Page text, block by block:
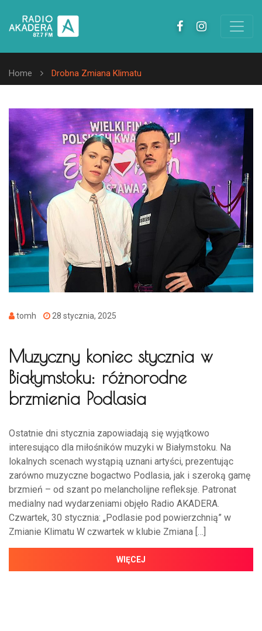
Home Drobna Zmiana Klimatu
tomh 28 stycznia, 2025
Muzyczny koniec stycznia w
Białymstoku: różnorodne
brzmienia Podlasia
Ostatnie dni stycznia zapowiadają się wyjątkowo
interesująco dla miłośników muzyki w Białymstoku. Na
lokalnych scenach wystąpią uznani artyści, prezentując
zarówno muzyczne bogactwo Podlasia, jak i szeroką gamę
brzmień – od szant po melancholijne refleksje. Patronat
medialny nad wydarzeniami objęło Radio AKADERA.
Czwartek, 30 stycznia: „Podlasie pod powierzchnią” w
Zmianie Klimatu W czwartek w klubie Zmiana […]
WIĘCEJ